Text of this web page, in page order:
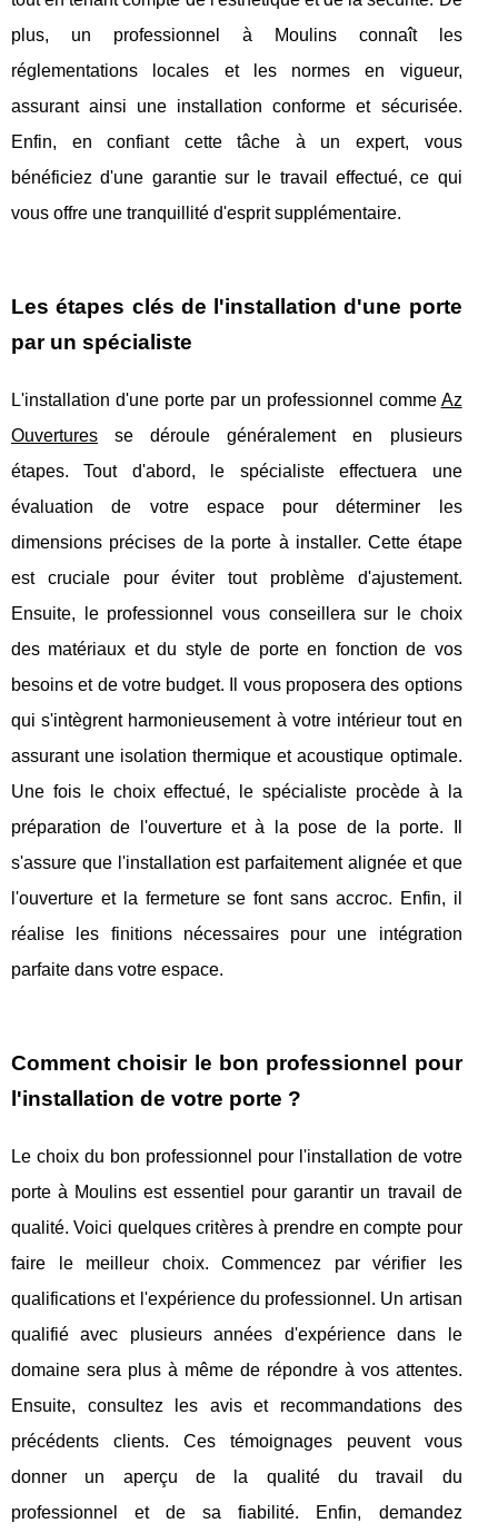
plus, un professionnel à Moulins connaît les
réglementations locales et les normes en vigueur,
assurant ainsi une installation conforme et sécurisée.
Enfin, en confiant cette tâche à un expert, vous
bénéficiez d'une garantie sur le travail effectué, ce qui
vous offre une tranquillité d'esprit supplémentaire.
Les étapes clés de l'installation d'une porte
par un spécialiste
L'installation d'une porte par un professionnel comme Az
Ouvertures se déroule généralement en plusieurs
étapes. Tout d'abord, le spécialiste effectuera une
évaluation de votre espace pour déterminer les
dimensions précises de la porte à installer. Cette étape
est cruciale pour éviter tout problème d'ajustement.
Ensuite, le professionnel vous conseillera sur le choix
des matériaux et du style de porte en fonction de vos
besoins et de votre budget. Il vous proposera des options
qui s'intègrent harmonieusement à votre intérieur tout en
assurant une isolation thermique et acoustique optimale.
Une fois le choix effectué, le spécialiste procède à la
préparation de l'ouverture et à la pose de la porte. Il
s'assure que l'installation est parfaitement alignée et que
l'ouverture et la fermeture se font sans accroc. Enfin, il
réalise les finitions nécessaires pour une intégration
parfaite dans votre espace.
Comment choisir le bon professionnel pour
l'installation de votre porte ?
Le choix du bon professionnel pour l'installation de votre
porte à Moulins est essentiel pour garantir un travail de
qualité. Voici quelques critères à prendre en compte pour
faire le meilleur choix. Commencez par vérifier les
qualifications et l'expérience du professionnel. Un artisan
qualifié avec plusieurs années d'expérience dans le
domaine sera plus à même de répondre à vos attentes.
Ensuite, consultez les avis et recommandations des
précédents clients. Ces témoignages peuvent vous
donner un aperçu de la qualité du travail du
professionnel et de sa fiabilité. Enfin, demandez